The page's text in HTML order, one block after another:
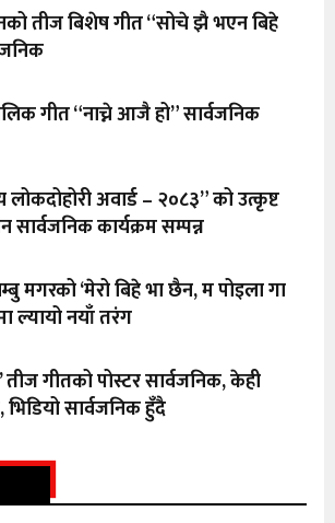
तीज बिशेष गीत “सोचे झै भएन बिहे
गीत “नाच्ने आजै हो” सार्वजनिक
लोकदोहोरी अवार्ड – २०८३” को उत्कृष्ट
सार्वजनिक कार्यक्रम सम्पन्न
मगरको ‘मेरो बिहे भा छैन, म पोइला गा
ल्यायो नयाँ तरंग
तीज गीतको पोस्टर सार्वजनिक, केही
सार्वजनिक हुँदै